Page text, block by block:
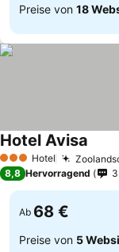
Preise von 18
3 SterneHotel
Hotel Avisa
8,8 Hervorragend
Ab 68 €
Preise von 5